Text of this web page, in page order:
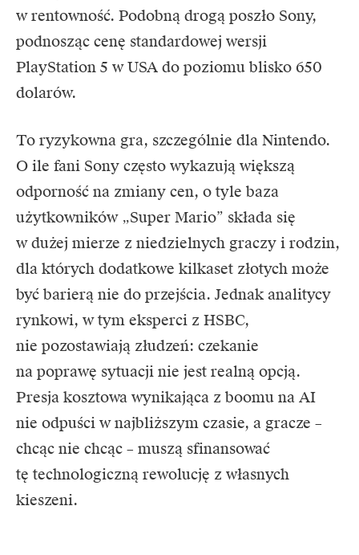
w rentowność. Podobną drogą poszło Sony,
podnosząc cenę standardowej wersji
PlayStation 5 w USA do poziomu blisko 650
dolarów.
To ryzykowna gra, szczególnie dla Nintendo.
O ile fani Sony często wykazują większą
odporność na zmiany cen, o tyle baza
użytkowników „Super Mario” składa się
w dużej mierze z niedzielnych graczy i rodzin,
dla których dodatkowe kilkaset złotych może
być barierą nie do przejścia. Jednak analitycy
rynkowi, w tym eksperci z HSBC,
nie pozostawiają złudzeń: czekanie
na poprawę sytuacji nie jest realną opcją.
Presja kosztowa wynikająca z boomu na AI
nie odpuści w najbliższym czasie, a gracze –
chcąc nie chcąc – muszą sfinansować
tę technologiczną rewolucję z własnych
kieszeni.